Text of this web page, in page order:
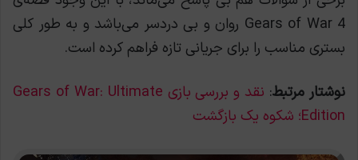
Gears of War 4 روان و بی دردسر می‌باشد و به طور کلی
بستری مناسب را برای جریانی تازه فراهم کرده است.
نوشتار مرتبط:
نقد و بررسی بازی Gears of War: Ultimate
Edition؛ شکوه یک بازگشت